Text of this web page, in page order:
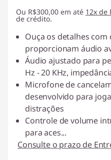
Economias
Ou R$300,00 em até 12x de
de crédito.
Ouça os detalhes
proporcionam áudio
Áudio ajustado para
Hz - 20 KHz,
Microfone de
desenvolvido para
distrações
Controle de volume
para aces...
Consulte o prazo de